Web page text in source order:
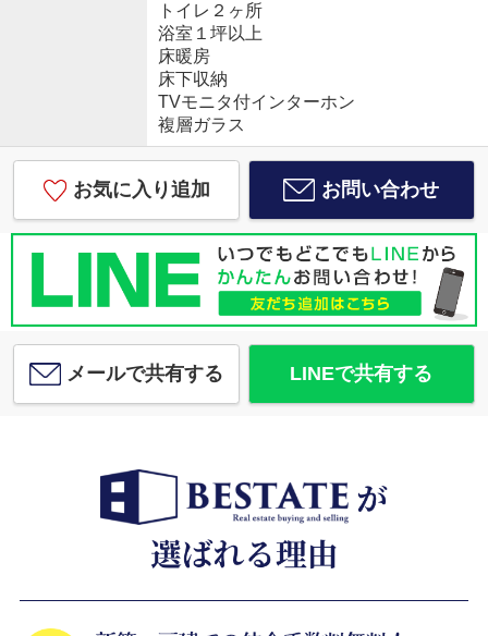
トイレ２ヶ所
浴室１坪以上
床暖房
床下収納
TVモニタ付インターホン
複層ガラス
お気に入り追加 お問い合わせ
メールで共有する LINEで共有する